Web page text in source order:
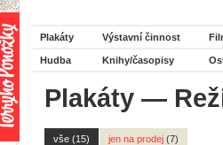
Plakáty Výstavní činnost
Hudba Knihy/časopisy
Plakáty —
vše (15) jen na prodej (7)